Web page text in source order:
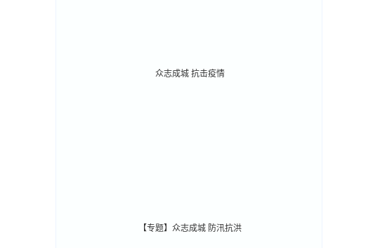
众志成城 抗击疫情
【专题】众志成城 防汛抗洪